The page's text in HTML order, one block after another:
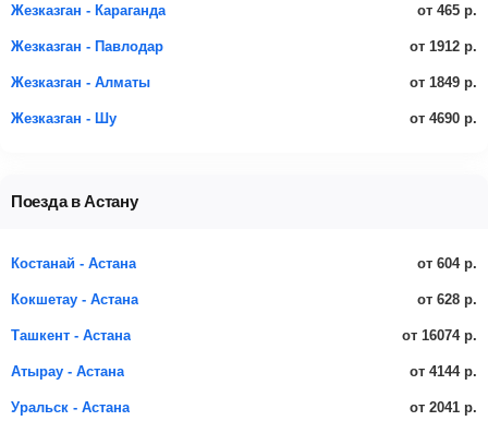
Жезказган - Караганда от 465 р.
Жезказган - Павлодар от 1912 р.
Жезказган - Алматы от 1849 р.
Жезказган - Шу от 4690 р.
Поезда в Астану
Костанай - Астана от 604 р.
Кокшетау - Астана от 628 р.
Ташкент - Астана от 16074 р.
Атырау - Астана от 4144 р.
Уральск - Астана от 2041 р.